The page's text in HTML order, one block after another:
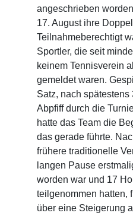
angeschrieben
17. August ihre
Teilnahmeberechtigt
Sportler, die seit
keinem Tennisverein
gemeldet waren.
Satz, nach
Abpfiff durch die
hatte das Team die
das gerade führte.
frühere traditionelle
langen Pause
worden war und 17
teilgenommen hatten,
über eine Steigerung